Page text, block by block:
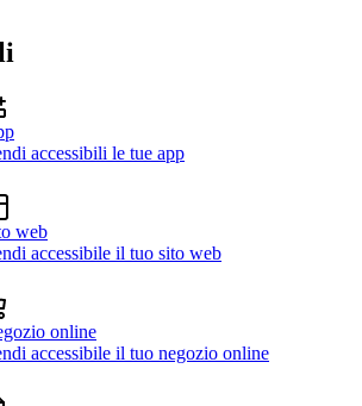
accessibili le tue app
web
accessibile il tuo sito web
online
accessibile il tuo negozio online